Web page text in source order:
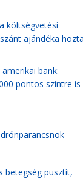
költségvetési
ajándéka
bank:
pontos szintre is
betegség pusztít,